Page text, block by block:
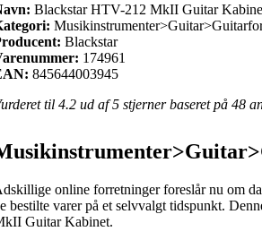
Blackstar HTV-212 MkII Guitar
Blackstar
174961
845644003945
til 4.2 ud af 5 stjerner baseret på 48
online forretninger foreslår nu om
bestilte varer på et selvvalgt tidspunkt.
Guitar Kabinet.